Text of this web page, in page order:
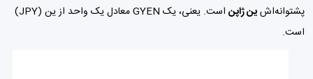
پشتوانه‌اشین ژاپن
است. یعنی، یک GYEN معادل یک واحد از ین (JPY)
است.